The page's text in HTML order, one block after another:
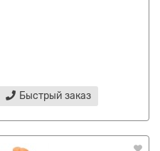
Быстрый заказ